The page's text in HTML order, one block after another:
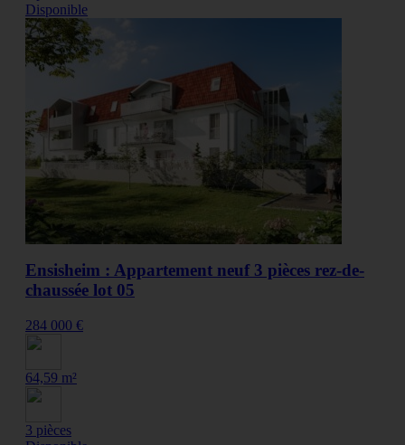
Disponible
Ensisheim : Appartement neuf 3 pièces rez-de-
chaussée lot 05
284 000 €
64,59 m²
3 pièces